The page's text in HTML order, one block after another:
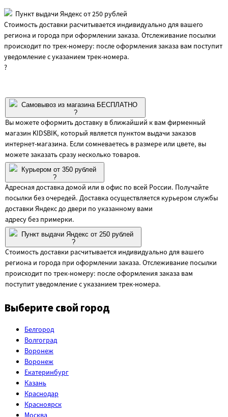
Пункт выдачи Яндекс от 250 рублей
Стоимость доставки расчитывается индивидуально для вашего
региона и города при оформлении заказа. Отслеживание посылки
происходит по трек-номеру: после оформления заказа вам поступит
уведомление с указанием трек-номера.
?
Самовывоз из магазина БЕСПЛАТНО
?
Вы можете оформить доставку в ближайший к вам фирменный
магазин KIDSBIK, который является пунктом выдачи заказов
интернет-магазина. Если сомневаетесь в размере или цвете, вы
можете заказать сразу несколько товаров.
Курьером от 350 рублей
?
Адресная доставка домой или в офис по всей России. Получайте
посылки без очередей. Доставка осуществляется курьером службы
доставки Яндекс до двери по указанному вами
адресу без примерки.
Пункт выдачи Яндекс от 250 рублей
?
Стоимость доставки расчитывается индивидуально для вашего
региона и города при оформлении заказа. Отслеживание посылки
происходит по трек-номеру: после оформления заказа вам
поступит уведомление с указанием трек-номера.
Выберите свой город
Белгород
Волгоград
Воронеж
Воронеж
Екатеринбург
Казань
Краснодар
Красноярск